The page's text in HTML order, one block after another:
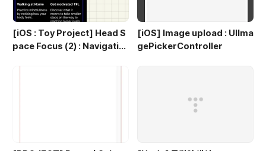
[iOS : Toy Project] Head S
pace Focus (2) : Navigatio
[iOS] Image upload : UIIma
gePickerController